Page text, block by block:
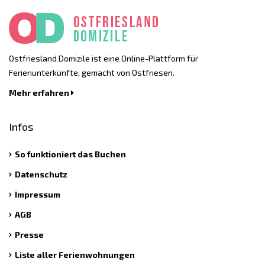
Ostfriesland Domizile ist eine Online-Plattform für
Ferienunterkünfte, gemacht von Ostfriesen.
Mehr erfahren
Infos
So funktioniert das Buchen
Datenschutz
Impressum
AGB
Presse
Liste aller Ferienwohnungen